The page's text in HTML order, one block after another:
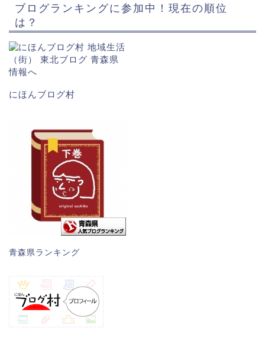
ブログランキングに参加中！現在の順位
は？
にほんブログ村
青森県ランキング